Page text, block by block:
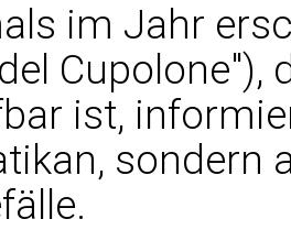
im Jahr
ist,
sondern